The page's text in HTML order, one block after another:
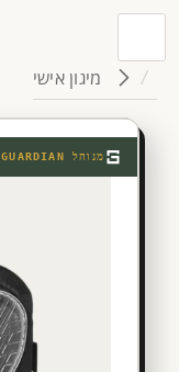
מיגון אישי
מנוהל GUARDIAN